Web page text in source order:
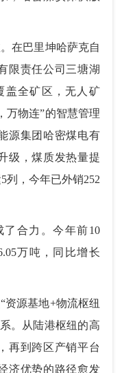
在巴里坤哈萨克自
限责任公司三塘湖
盖全矿区，无人矿
万物连”的智慧管理
源集团哈密煤电有
级，煤质发热量提
列，今年已外销252
合力。今年前10
万吨，同比增长
源基地+物流枢纽
。从陆港枢纽的高
再到跨区产销平台
济优势的路径愈发